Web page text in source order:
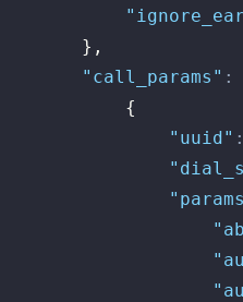
} ,
"call_params" :
{
"uuid" :